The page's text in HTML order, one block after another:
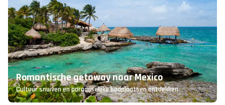
Romantische getaway naar Mexico
Cultuur snuiven en paradijselijke badplaatsen ontdekken